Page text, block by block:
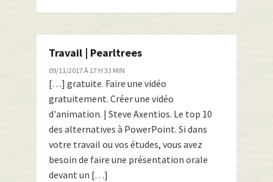
Travail | Pearltrees
09/11/2017 À 17 H 33 MIN
[…] gratuite. Faire une vidéo
gratuitement. Créer une vidéo
d'animation. | Steve Axentios. Le top 10
des alternatives à PowerPoint. Si dans
votre travail ou vos études, vous avez
besoin de faire une présentation orale
devant un […]